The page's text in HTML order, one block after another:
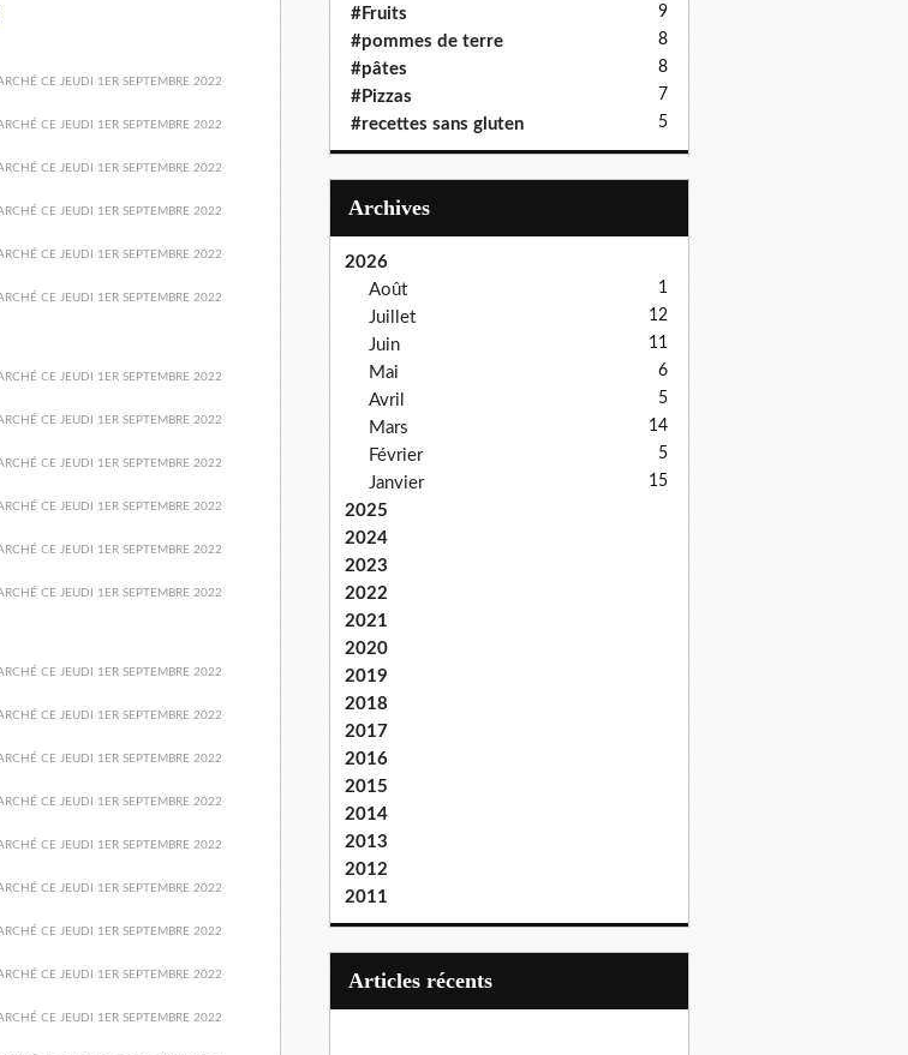
#Fruits 9
#pommes de terre 8
#pâtes 8
#Pizzas 7
#recettes sans gluten 5
Archives
2026
Août
1
Juillet 12
Juin 11
Mai 6
Avril 5
Mars 14
Février 5
Janvier 15
2025
2024
2023
2022
2021
2020
2019
2018
2017
2016
2015
2014
2013
2012
2011
articles récents